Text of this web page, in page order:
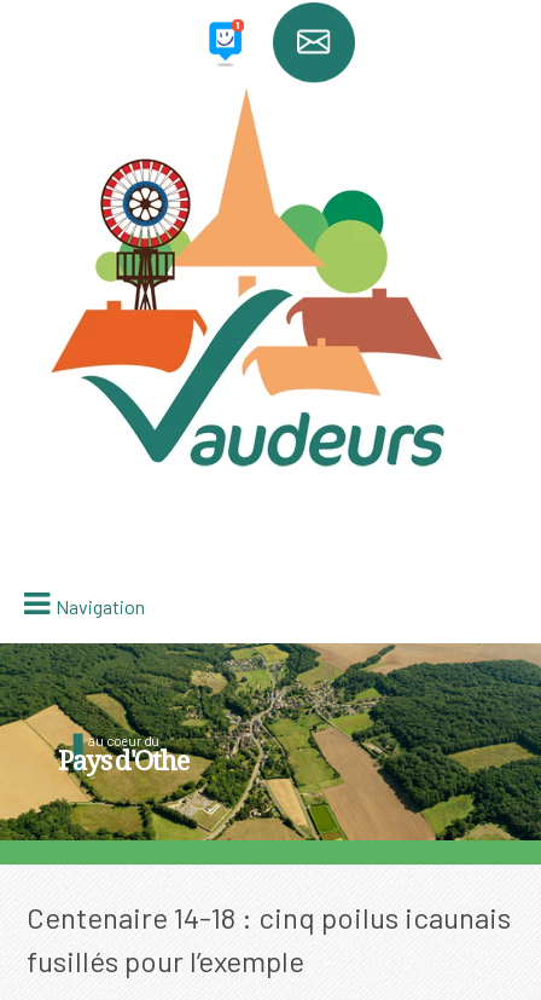
Navigation
au coeur du
Pays d'Othe
Centenaire 14-18 : cinq poilus icaunais
fusillés pour l’exemple